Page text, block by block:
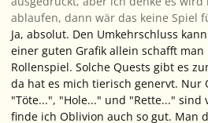
ablaufen, dann wär das keine Spiel
Ja, absolut. Den Umkehrschluss
einer guten Grafik allein schafft
Rollenspiel. Solche Quests gibt es
da hat es mich tierisch genervt. Nur
"Töte...", "Hole..." und "Rette..." sind
finde ich Oblivion auch so gut. Man